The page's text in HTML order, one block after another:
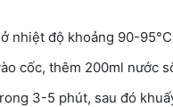
nhiệt độ khoảng 90-
cốc, thêm 200ml nước
3-5 phút, sau đó